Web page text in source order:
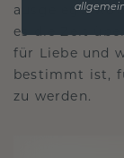
ausgelegt,
es die Zeit
für Liebe und
bestimmt ist,
zu werden.